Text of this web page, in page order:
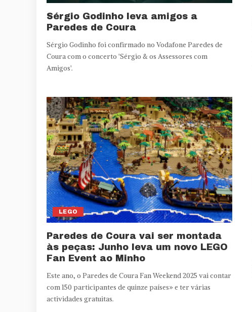
Sérgio Godinho leva amigos a
Paredes de Coura
Sérgio Godinho foi confirmado no Vodafone Paredes de
Coura com o concerto 'Sérgio & os Assessores com
Amigos'.
LEGO
Paredes de Coura vai ser montada
às peças: Junho leva um novo LEGO
Fan Event ao Minho
Este ano, o Paredes de Coura Fan Weekend 2025 vai contar
com 150 participantes de quinze países» e ter várias
actividades gratuitas.